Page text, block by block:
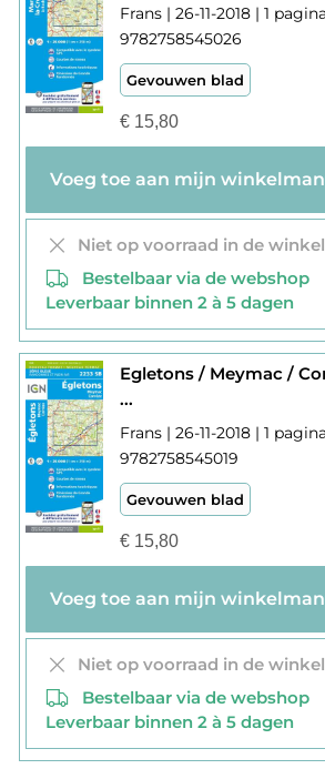
Frans | 26-11-2018 | 1
9782758545026
Gevouwen blad
€15,80
Niet op voorraad in de winkel
Bestelbaar via de webshop
Leverbaar binnen 2 à 5 dagen
Egletons / Meymac /
...
Frans | 26-11-2018 | 1
9782758545019
Gevouwen blad
€15,80
Niet op voorraad in de winkel
Bestelbaar via de webshop
Leverbaar binnen 2 à 5 dagen